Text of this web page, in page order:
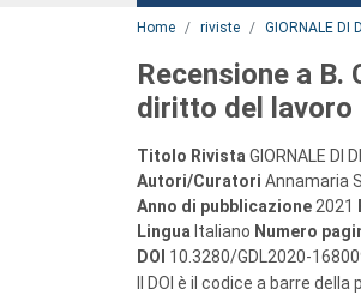
Home riviste GIORNALE DI
Recensione a B.
diritto del lavoro
Titolo Rivista GIORNALE DI
Autori/Curatori Annamaria
Anno di pubblicazione 2021
Lingua Italiano Numero
DOI 10.3280/GDL2020-
Il DOI è il codice a barre